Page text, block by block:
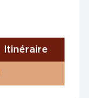
Itinéraire